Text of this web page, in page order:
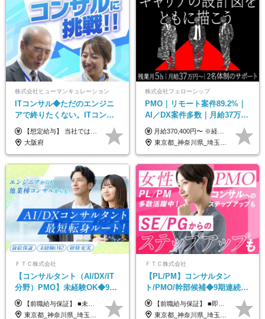
株式会社ヒューマンキュレーション
ITコンサル◆ただのエンジニ
アで終りたくない。ITコンサ
ル・PMに挑戦出来る！成長中
の次世代IT企業
【想定給与】 当社では、すべてのプロジェクトで受注単価を完全開示。 給与はその単価に連動し、還元率は80％以上を保証しています。 経験・スキル・貢献度に応じて報酬を正当に評価し、前職年収の保証も行っています。 ■正社員 月給35万円以上＋賞与年2回（みなし残業20h分含む） ◇試用期間は3ヶ月（期間中の待遇に変更なし） ◇みなし残業は案件先によって異なります。詳細は面談にてご説明致します。 ※経験・スキルを考慮し優遇 年収例： ・29歳女性／年収700万円（開発→上流転向） ・38歳男性／年収1,100万円（PMO・マネジメント） ・47歳男性／年収1,300万円（ITコンサル・高裁量案件）
大阪府
株式会社フェローシップ
PMO｜リモート案件89.2%｜
AI／DX案件多数｜月給37万円
～｜300万円の年収UP事例有
｜PMO経験不問
月給370,400円〜 ※経験やスキルを考慮し、決定いたします ※上記金額には固定残業代（30時間分/70,400円～）を含みます。超過分は別途全額支給いたします ※試用期間6カ月あり（期間中の給与・待遇に差異はありません） ★想定年収4,444,800円～ ★50万円～300万円の年収UP事例があります！
東京都_神奈川県_埼玉県_千葉県
ＦＴＣ株式会社
【コンサルタント（AI/DX/IT
分野）PMO】未経験OK◆9期
連続大幅増益！AI企業へ進化
中◆ポジション多数
【前職給与保証】 ■未経験者： 月給30万円～35万円 ■ローキャリア（経験目安1年程度）： 月給35万円～40万円 ■経験者（経験目安3年以上）： 月給40万円～60万円 ■即戦力（経験目安5年以上）： 月給45万円～80万円 ※上記金額には固定残業代30時間分 【未経験者5万5000円～7万3000円、 ローキャリア6万4000円～7万3000円、 経験者5万8000円～10万9000円、 即戦力8万2000円～14万5000円】を含みます。 ※30時間を超える場合は追加で全額支給します。 ※経験・能力・前職給与などを総合的に評価したうえでご納得いただけるよう個別決定。 未経験者の場合、前職給与とポテンシャルを査定のうえ決定いたします。 ※日本国内でのIT業界経験、または同等の実務経験と能力に応じて決定します。 ※前職給与は日本円かつ、日本国内での実績に基づき評価します。 【納得の評価システム】 ★クォーター毎に査定する評価制度導入！ 明確な評価基準で翌年度年収を上げましょう！ ★評価対象期間に在籍中のほとんどの社員が昇給し 年収アップを実現しています！ ★様々なインセンティブ制度を用意し多角的に正当評価しています！ ※試用期間6カ月（期間中の待遇等に差異なし）
東京都_神奈川県_埼玉県_千葉県
ＦＴＣ株式会社
【PL/PM】コンサルタン
ト/PMO/幹部候補◆9期連続大
幅増益！10期目の成長＋安定
性【前給保証】
【前職給与保証】 ■即戦力（経験目安5年以上）： 月給45万円～80万円 ■経験者（経験目安3年以上）： 月給40万円～60万円 ■ローキャリア（経験目安1年程度）： 月給35万円～40万円 ■未経験者： 月給30万円～35万円 ※上記金額には固定残業代30時間分 【未経験者5万5000円～7万3000円、 ローキャリア6万4000円～7万3000円、 経験者5万8000円～10万9000円、 即戦力8万2000円～14万5000円】を含みます。 ※30時間を超える場合は追加で全額支給します。 ※経験・能力・前職給与などを総合的に評価したうえでご納得いただけるよう個別決定。 未経験者の場合、前職給与とポテンシャルを査定のうえ決定いたします。 ※日本国内でのIT業界経験、または同等の実務経験と能力に応じて決定します。 ※前職給与は日本円かつ、日本国内での実績に基づき評価します。 【納得の評価システム】 ★クォーター毎に査定する評価制度導入！ 明確な評価基準で翌年度年収を上げましょう！ ★評価対象期間に在籍中のほとんどの社員が昇給し 年収アップを実現しています！ ★様々なインセンティブ制度を用意し多角的に正当評価しています！ ※試用期間6カ月（期間中の待遇等に差異なし）
東京都_神奈川県_埼玉県_千葉県